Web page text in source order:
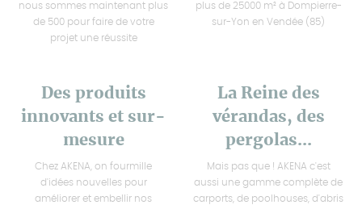
nous sommes maintenant plus
de 500 pour faire de votre
projet une réussite
plus de 25000 m² à Dompierre-
sur-Yon en Vendée (85)
Des produits
innovants et sur-
mesure
Chez AKENA, on fourmille
d'idées nouvelles pour
améliorer et embellir nos
La Reine des
vérandas, des
pergolas...
Mais pas que ! AKENA c'est
aussi une gamme complète de
carports, de poolhouses, d'abris